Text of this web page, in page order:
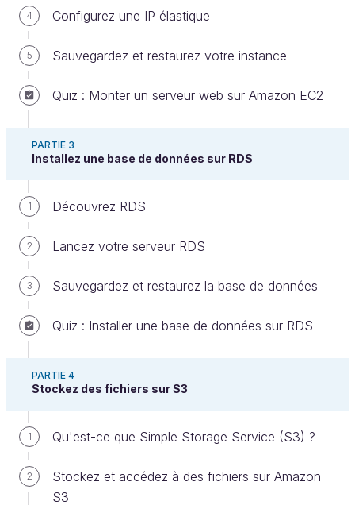
4 Configurez une IP élastique
5 Sauvegardez et restaurez votre instance
Quiz : Monter un serveur web sur Amazon EC2
PARTIE 3
Installez une base de données sur RDS
1 Découvrez RDS
2 Lancez votre serveur RDS
3 Sauvegardez et restaurez la base de données
Quiz : Installer une base de données sur RDS
PARTIE 4
Stockez des fichiers sur S3
1 Qu'est-ce que Simple Storage Service (S3) ?
2
Stockez et accédez à des fichiers sur Amazon
S3
Dans ce cours, vous allez découvrir les
pratiqueset les
connaissances
fondamentales
qui vous aideront à prendre en
main les services essentiels d’AWS. Vous apprendrez
à exploiter leur flexibilité afin de minimiser vos coûts
de gestion et obtenir une stabilité durable, que ce
soit pour développer votre site web, ou bien
construire une architecture logicielle plus complexe
Découvrez le plan du cours
Amazon Web Services possède de nombreux
avantages, mais c’est souvent difficile de s’y
retrouver tant il y a de services.
Dans la première partie, vous découvrirez les
principaux services AWS, et vous créerez votre
Ensuite, dans la seconde partie du cours, vous
vous attaquer en troisième partie à l'installation
d’une base de données sur RDS.
Pour finir, dans la dernière partie, vous explorerez le